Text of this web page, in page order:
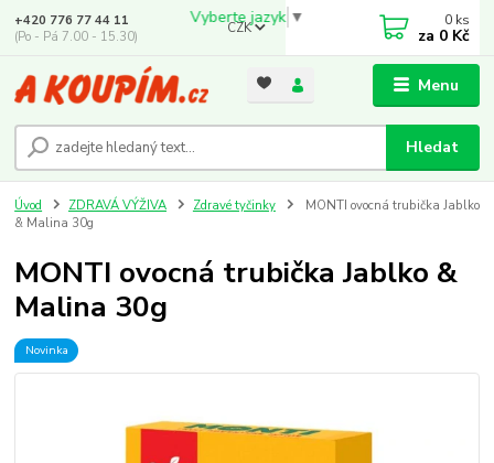
Vyberte jazyk ▼
Menu
CZK
Hledat
+420 776 77 44 11
(Po - Pá 7.00 - 15.30)
0 ks
za 0 Kč
Úvod ZDRAVÁ VÝŽIVA Zdravé tyčinky
MONTI ovocná trubička Jablko
& Malina 30g
MONTI ovocná trubička Jablko &
Malina 30g
Novinka